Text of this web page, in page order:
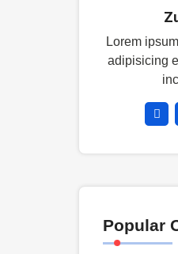
Lorem
adipisicing
Popular